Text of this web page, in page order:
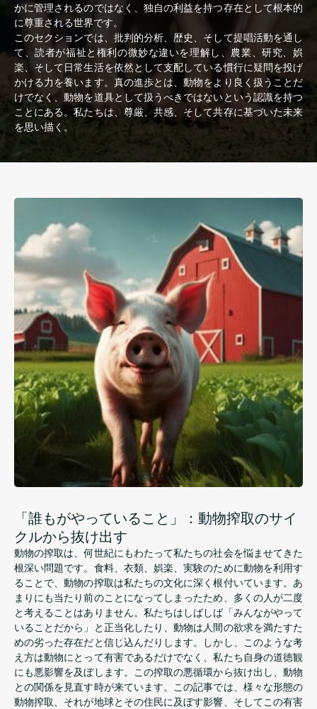
かに管理されるのではなく、独自の利益を持つ存在として根本的
に尊重される世界です。
このセクションでは、批判的分析、歴史、そして提唱活動を通し
て、読者が福祉と権利の微妙な違いを理解し、農業、研究、娯
楽、そして日常生活を依然として支配している慣行に疑問を投げ
かける力を養います。真の進歩とは、動物をより良く扱うことだ
けでなく、動物を道具として扱うべきではないという認識を持つ
ことにある。私たちは、尊厳、共感、そして共存に基づいた未来
を思い描く。
「誰もがやっていること」：動物搾取のサイ
クルから抜け出す
動物の搾取は、何世紀にもわたって私たちの社会を悩ませてきた
根深い問題です。食料、衣類、娯楽、実験のために動物を利用す
ることで、動物の搾取は私たちの文化に深く根付いています。あ
まりにも当たり前のことになってしまったため、多くの人が二度
と考えることはありません。私たちはしばしば「みんながやって
いることだから」と正当化したり、動物は人間の欲求を満たすた
めの劣った存在だと信じ込んだりします。しかし、このような考
え方は動物にとって有害で​​あるだけでなく、私たち自身の道徳観
にも悪影響を及ぼします。この搾取の悪循環から抜け出し、動物
との関係を見直す時が来ています。この記事では、様々な形態の
動物搾取、それが地球とその住民に及ぼす影響、そしてこの有害